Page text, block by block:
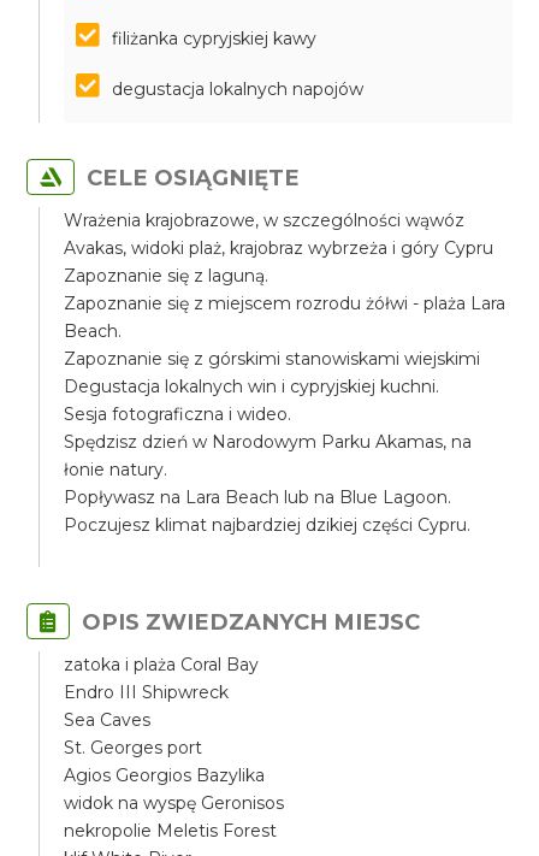
filiżanka cypryjskiej kawy
degustacja lokalnych napojów
CELE OSIĄGNIĘTE
Wrażenia krajobrazowe, w szczególności wąwóz
Avakas, widoki plaż, krajobraz wybrzeża i góry Cypru
Zapoznanie się z laguną.
Zapoznanie się z miejscem rozrodu żółwi - plaża Lara
Beach.
Zapoznanie się z górskimi stanowiskami wiejskimi
Degustacja lokalnych win i cypryjskiej kuchni.
Sesja fotograficzna i wideo.
Spędzisz dzień w Narodowym Parku Akamas, na
łonie natury.
Popływasz na Lara Beach lub na Blue Lagoon.
Poczujesz klimat najbardziej dzikiej części Cypru.
OPIS ZWIEDZANYCH MIEJSC
zatoka i plaża Coral Bay
Endro III Shipwreck
Sea Caves
St. Georges port
Agios Georgios Bazylika
widok na wyspę Geronisos
nekropolie Meletis Forest